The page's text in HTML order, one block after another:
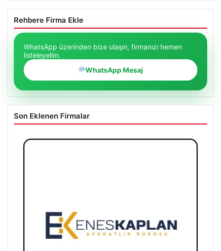
Rehbere Firma Ekle
WhatsApp üzerinden bize ulaşın, firmanızı hemen
listeleyelim.
WhatsApp Mesaj
Son Eklenen Firmalar